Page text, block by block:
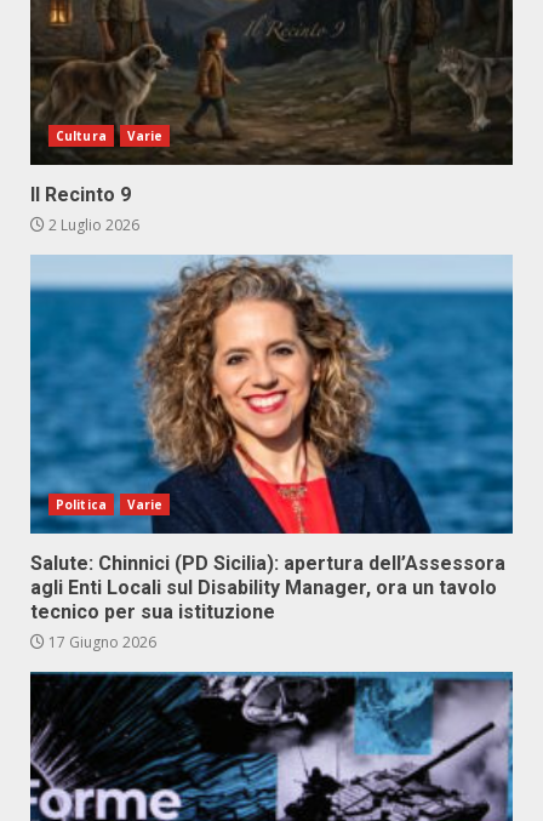
Cultura Varie
Il Recinto 9
2 Luglio 2026
Politica Varie
Salute: Chinnici (PD Sicilia): apertura dell’Assessora
agli Enti Locali sul Disability Manager, ora un tavolo
tecnico per sua istituzione
17 Giugno 2026